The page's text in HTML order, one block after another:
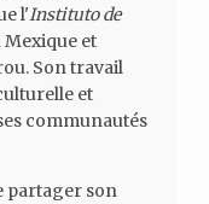
l'Instituto de
et
Son travail
et
communautés
partager son